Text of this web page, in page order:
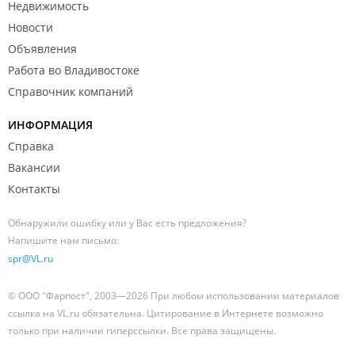
Недвижимость
Новости
Объявления
Работа во Владивостоке
Справочник компаний
ИНФОРМАЦИЯ
Справка
Вакансии
Контакты
Обнаружили ошибку или у Вас есть предложения?
Напишите нам письмо:
spr@VL.ru
© ООО "Фарпост", 2003—2026 При любом использовании материалов
ссылка на VL.ru обязательна. Цитирование в Интернете возможно
только при наличии гиперссылки. Все права защищены.